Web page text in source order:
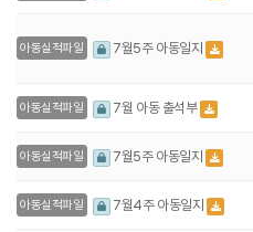
아동실적파일 7월5주 아동일지
아동실적파일 7월 아동 출석부
아동실적파일 7월5주 아동일지
아동실적파일 7월4주 아동일지